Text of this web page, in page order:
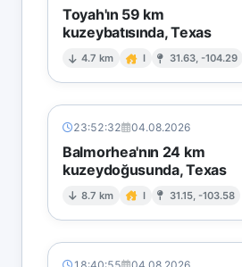
Toyah'ın 59 km
kuzeybatısında, Texas
4.7 km I 31.63, -104.29
23:52:32 04.08.2026
Balmorhea'nın 24 km
kuzeydoğusunda, Texas
8.7 km I 31.15, -103.58